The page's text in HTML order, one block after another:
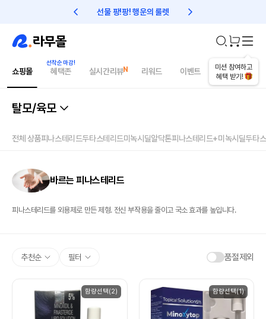
선물 팡!팡! 행운의 룰렛 친구초대 1만원 리워드!
미션 참여하고
혜택 받기!
쇼핑몰 혜택존 실시간리뷰 리워드 이벤트 건강매거진
탈모/육모
전체 상품피나스테리드두타스테리드미녹시딜알닥톤피나스테리드+미녹시딜두타
바르는 피나스테리드
피나스테리드를 외용제로 만든 제형. 전신 부작용을 줄이고 국소 효과를 높입니다.
추천순 필터 품절제외
함량선택(2) 함량선택(1)